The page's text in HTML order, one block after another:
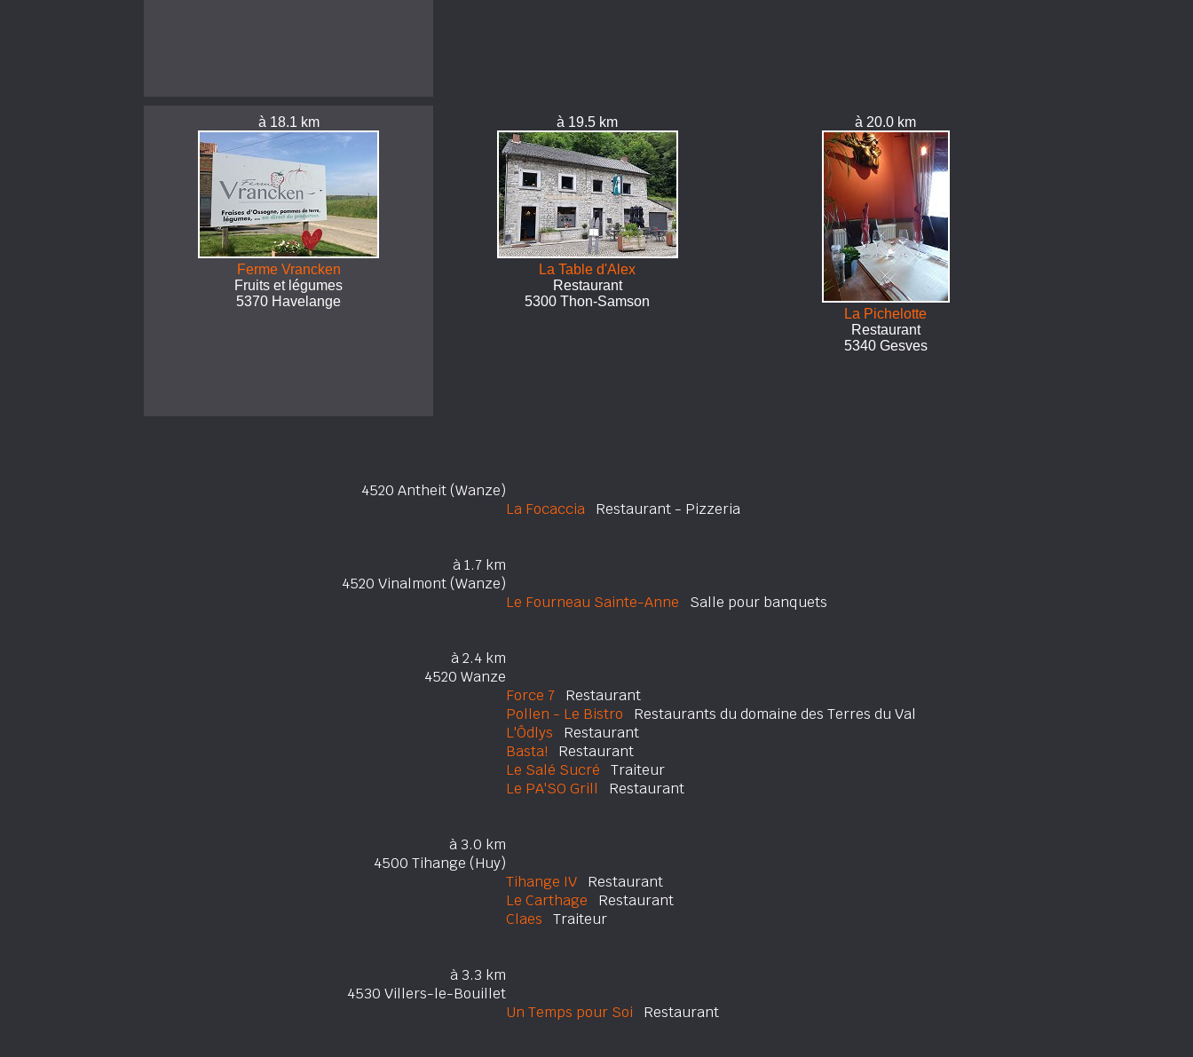
à 18.1 km
Ferme Vrancken
Fruits et légumes
5370 Havelange
à 19.5 km
La Table d'Alex
Restaurant
5300 Thon-Samson
à 20.0 km
La Pichelotte
Restaurant
5340 Gesves
4520 Antheit (Wanze)
La Focaccia Restaurant - Pizzeria
à 1.7 km
4520 Vinalmont (Wanze)
Le Fourneau Sainte-Anne Salle pour banquets
à 2.4 km
4520 Wanze
Force 7 Restaurant
Pollen - Le Bistro Restaurants du domaine des Terres du Val
L'Ôdlys Restaurant
Basta! Restaurant
Le Salé Sucré Traiteur
Le PA'SO Grill Restaurant
à 3.0 km
4500 Tihange (Huy)
Tihange IV Restaurant
Le Carthage Restaurant
Claes Traiteur
à 3.3 km
4530 Villers-le-Bouillet
Un Temps pour Soi Restaurant